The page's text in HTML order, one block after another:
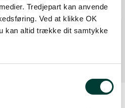
Tredjepart kan anvende
Ved at klikke OK
kan altid trække dit samtykke
Samlet:1 km